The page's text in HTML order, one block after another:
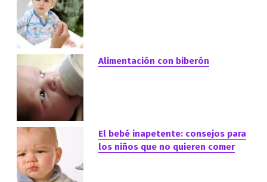
Alimentación con biberón
El bebé inapetente: consejos para
los niños que no quieren comer